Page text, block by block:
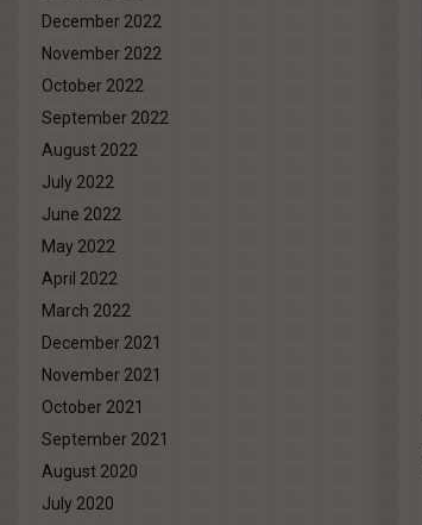
December 2022
November 2022
October 2022
September 2022
August 2022
July 2022
June 2022
May 2022
April 2022
March 2022
December 2021
November 2021
October 2021
September 2021
August 2020
July 2020